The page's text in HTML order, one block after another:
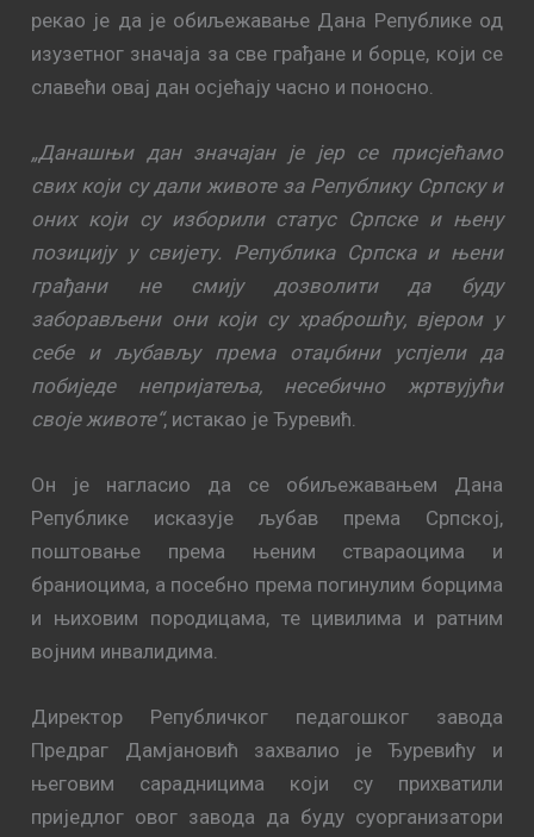
рекао је да је обиљежавање Дана Републике од
изузетног значаја за све грађане и борце, који се
славећи овај дан осјећају часно и поносно.
„Данашњи дан значајан је јер се присјећамо
свих који су дали животе за Републику Српску и
оних који су изборили статус Српске и њену
позицију у свијету. Република Српска и њени
грађани не смију дозволити да буду
заборављени они који су храброшћу, вјером у
себе и љубављу према отаџбини успјели да
побиједе непријатеља, несебично жртвујући
своје животе“, истакао је Ђуревић.
Он је нагласио да се обиљежавањем Дана
Републике исказује љубав према Српској,
поштовање према њеним ствараоцима и
браниоцима, а посебно према погинулим борцима
и њиховим породицама, те цивилима и ратним
војним инвалидима.
Директор Републичког педагошког завода
Предраг Дамјановић захвалио је Ђуревићу и
његовим сарадницима који су прихватили
приједлог овог завода да буду суорганизатори